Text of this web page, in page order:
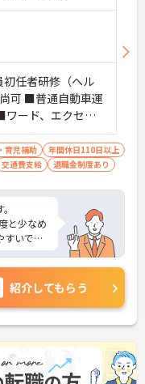
任者研修（ヘル
可 ■普通自動車運
ード、エクセル
験 あれば尚可
育児補助
年間休日110日以上
交通費支給 退職金制度あり
と少なめ
すいで
子様がい
けま
くださ
紹介してもらう